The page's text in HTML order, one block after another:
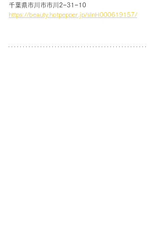
千葉県市川市市川2−31−10
https://beauty.hotpepper.jp/slnH000619157/